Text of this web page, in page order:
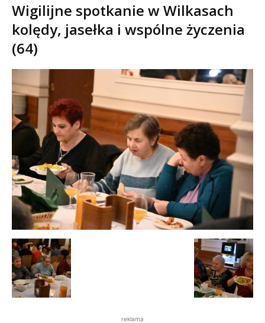
Wigilijne spotkanie w Wilkasach
kolędy, jasełka i wspólne życzenia
(64)
reklama